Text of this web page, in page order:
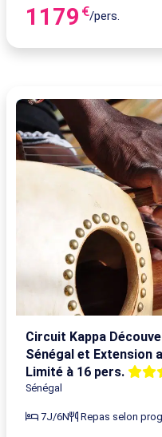
1179 €/pers.
Circuit Kappa
Sénégal et Extension
Limité à 16 pers.
Sénégal
7J/6N Repas selon